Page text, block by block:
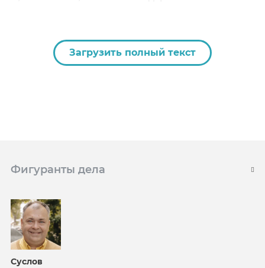
Загрузить полный текст
Фигуранты дела
Суслов